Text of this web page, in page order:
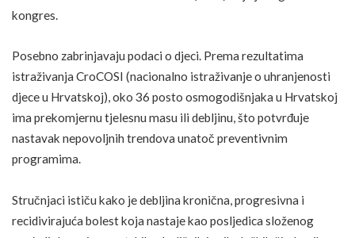
kongres.
Posebno zabrinjavaju podaci o djeci. Prema rezultatima
istraživanja CroCOSI (nacionalno istraživanje o uhranjenosti
djece u Hrvatskoj), oko 36 posto osmogodišnjaka u Hrvatskoj
ima prekomjernu tjelesnu masu ili debljinu, što potvrđuje
nastavak nepovoljnih trendova unatoč preventivnim
programima.
Stručnjaci ističu kako je debljina kronična, progresivna i
recidivirajuća bolest koja nastaje kao posljedica složenog